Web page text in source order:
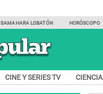
SAMAHARA LOBATÓN HORÓSCOPO
CINE Y SERIES TV CIENCIA